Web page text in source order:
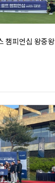
챔피언십 왕중왕